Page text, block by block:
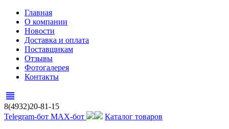
Главная
О компании
Новости
Доставка и оплата
Поставщикам
Отзывы
Фотогалерея
Контакты
view_headline
8(4932)20-81-15
Telegram-бот MAX-бот
Каталог товаров